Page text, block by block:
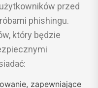
przed
phishingu.
który będzie
zapewniające